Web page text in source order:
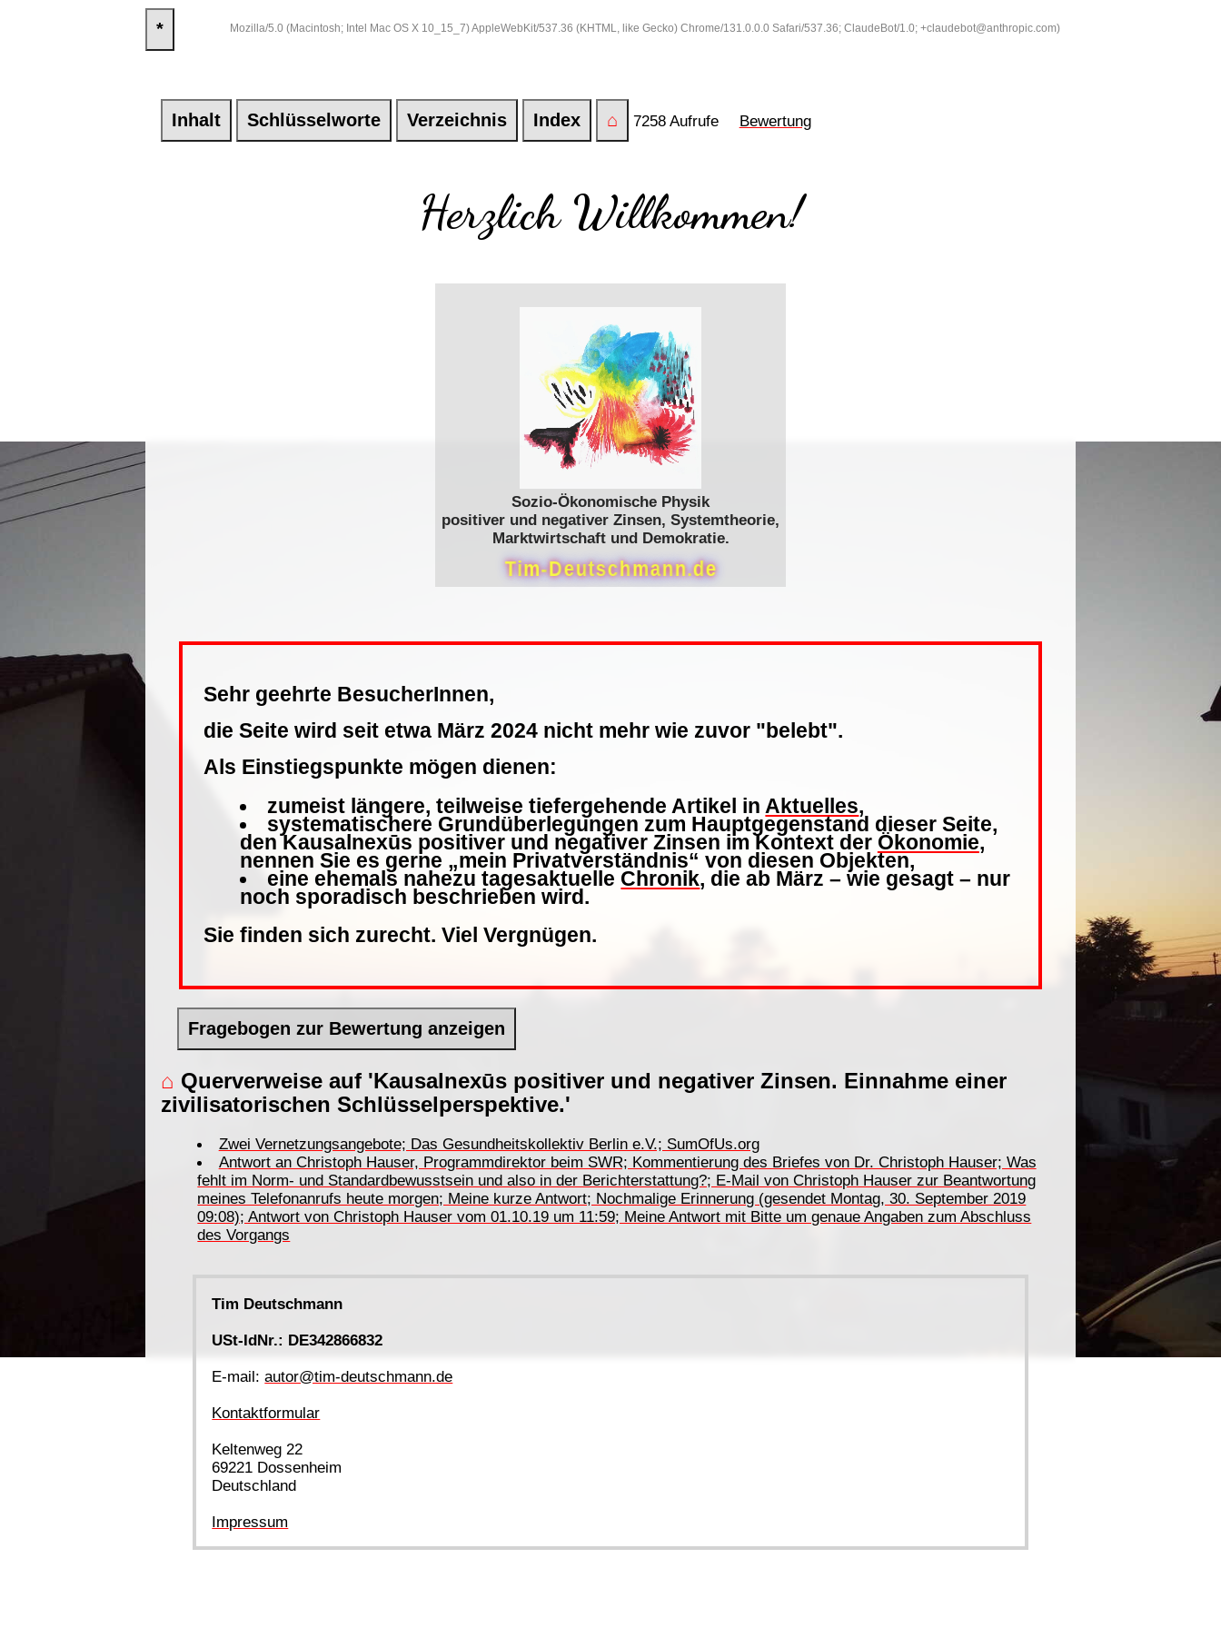
* Mozilla/5.0 (Macintosh; Intel Mac OS X 10_15_7) AppleWebKit/537.36 (KHTML, like Gecko) Chrome/131.0.0.0 Safari/537.36; ClaudeBot/1.0; +claudebot@anthropic.com)
Inhalt Schlüsselworte Verzeichnis Index ⌂ 7258 Aufrufe Bewertung
Herzlich Willkommen!
Sozio-Ökonomische Physik
positiver und negativer Zinsen, Systemtheorie,
Marktwirtschaft und Demokratie.
Tim-Deutschmann.de
Sehr geehrte BesucherInnen,
die Seite wird seit etwa März 2024 nicht mehr wie zuvor "belebt".
Als Einstiegspunkte mögen dienen:
zumeist längere, teilweise tiefergehende Artikel in Aktuelles,
systematischere Grundüberlegungen zum Hauptgegenstand dieser Seite,
den Kausalnexūs positiver und negativer Zinsen im Kontext der Ökonomie,
nennen Sie es gerne „mein Privatverständnis“ von diesen Objekten,
eine ehemals nahezu tagesaktuelle Chronik, die ab März – wie gesagt – nur
noch sporadisch beschrieben wird.
Sie finden sich zurecht. Viel Vergnügen.
Fragebogen zur Bewertung anzeigen
⌂ Querverweise auf 'Kausalnexūs positiver und negativer Zinsen. Einnahme einer
zivilisatorischen Schlüsselperspektive.'
Zwei Vernetzungsangebote; Das Gesundheitskollektiv Berlin e.V.; SumOfUs.org
Antwort an Christoph Hauser, Programmdirektor beim SWR; Kommentierung des Briefes von Dr. Christoph Hauser; Was
fehlt im Norm- und Standardbewusstsein und also in der Berichterstattung?; E-Mail von Christoph Hauser zur Beantwortung
meines Telefonanrufs heute morgen; Meine kurze Antwort; Nochmalige Erinnerung (gesendet Montag, 30. September 2019
09:08); Antwort von Christoph Hauser vom 01.10.19 um 11:59; Meine Antwort mit Bitte um genaue Angaben zum Abschluss
des Vorgangs
Tim Deutschmann
USt-IdNr.: DE342866832
E-mail:autor@tim-deutschmann.de
Kontaktformular
Keltenweg 22
69221 Dossenheim
Deutschland
Impressum